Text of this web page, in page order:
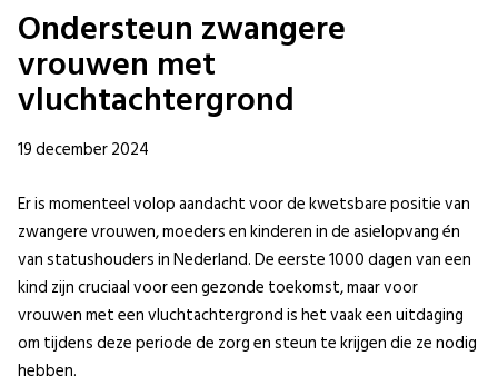
Ondersteun zwangere
vrouwen met
vluchtachtergrond
19 december 2024
Er is momenteel volop aandacht voor de kwetsbare positie van
zwangere vrouwen, moeders en kinderen in de asielopvang én
van statushouders in Nederland. De eerste 1000 dagen van een
kind zijn cruciaal voor een gezonde toekomst, maar voor
vrouwen met een vluchtachtergrond is het vaak een uitdaging
om tijdens deze periode de zorg en steun te krijgen die ze nodig
hebben.